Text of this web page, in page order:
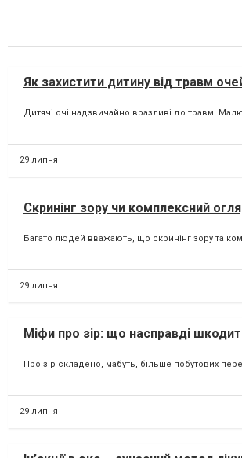
Як захистити дитину від травм
Дитячі очі надзвичайно вразливі до травм.
29 липня
Скринінг зору чи комплексний
Багато людей вважають, що скринінг зору та
29 липня
Міфи про зір: що насправді
Про зір складено, мабуть, більше побутових
29 липня